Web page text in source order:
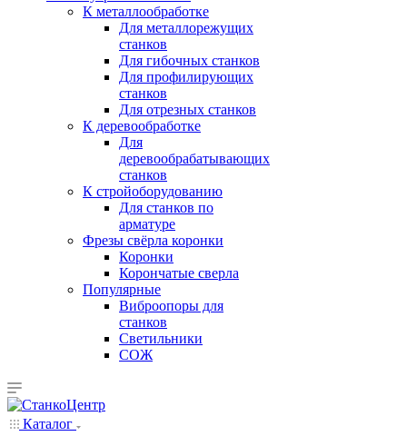
К металлообработке
Для металлорежущих
станков
Для гибочных станков
Для профилирующих
станков
Для отрезных станков
К деревообработке
Для
деревообрабатывающих
станков
К стройоборудованию
Для станков по
арматуре
Фрезы свёрла коронки
Коронки
Корончатые сверла
Популярные
Виброопоры для
станков
Светильники
СОЖ
Каталог